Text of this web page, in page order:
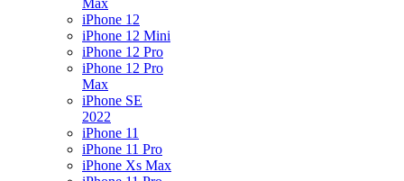
Max
iPhone 12
iPhone 12 Mini
iPhone 12 Pro
iPhone 12 Pro
Max
iPhone SE
2022
iPhone 11
iPhone 11 Pro
iPhone Xs Max